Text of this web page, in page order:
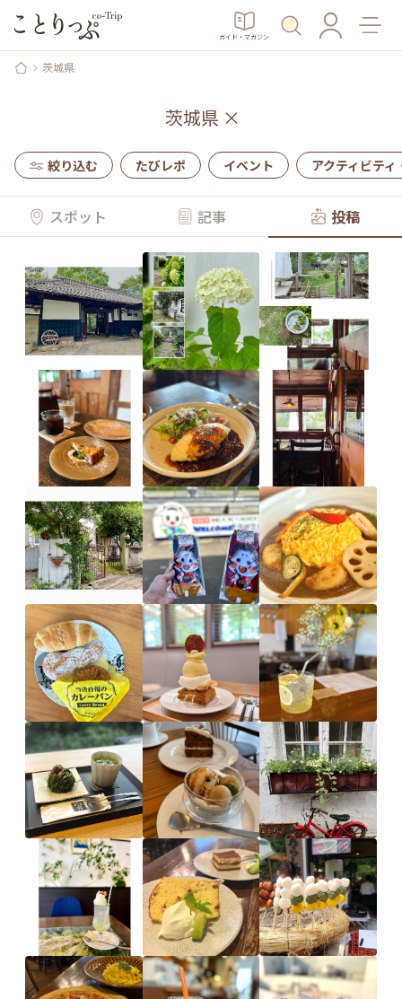
ガイド・マガジン
茨城県
茨城県 ×
絞り込む たびレポ イベント アクティビティ
スポット 記事 投稿